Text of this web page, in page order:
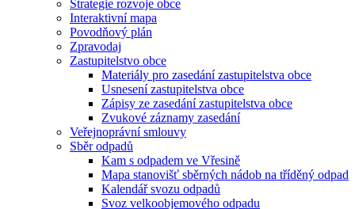
Strategie rozvoje obce
Interaktivní mapa
Povodňový plán
Zpravodaj
Zastupitelstvo obce
Materiály pro zasedání zastupitelstva obce
Usnesení zastupitelstva obce
Zápisy ze zasedání zastupitelstva obce
Zvukové záznamy zasedání
Veřejnoprávní smlouvy
Sběr odpadů
Kam s odpadem ve Vřesině
Mapa stanovišť sběrných nádob na tříděný odpad
Kalendář svozu odpadů
Svoz velkoobjemového odpadu